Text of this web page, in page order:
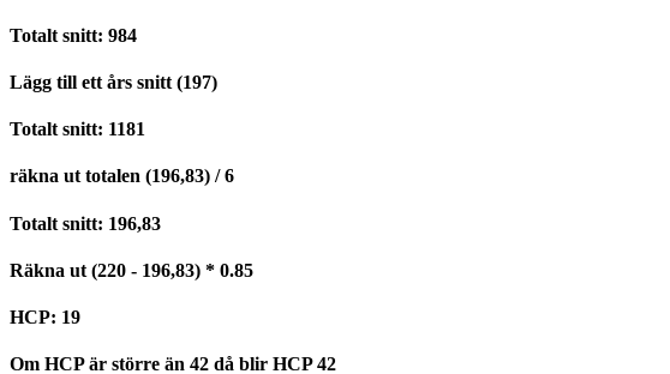
Totalt snitt: 984
Lägg till ett års snitt (197)
Totalt snitt: 1181
räkna ut totalen (196,83) / 6
Totalt snitt: 196,83
Räkna ut (220 - 196,83) * 0.85
HCP: 19
Om HCP är större än 42 då blir HCP 42